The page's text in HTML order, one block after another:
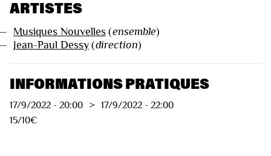
ARTISTES
Musiques Nouvelles (ensemble)
Jean-Paul Dessy (direction)
INFORMATIONS PRATIQUES
17/9/2022 - 20:00 > 17/9/2022 - 22:00
15/10€